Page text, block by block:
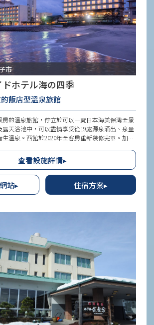
市
ホテル海の四季
飯店型溫泉旅館
的溫泉旅館，佇立於可以一覽日本海美保灣全景
露天浴池中，可以盡情享受從19處源泉涌出、泉量
溫泉。西館於2020年全客房重新裝修完畢。加上
理方面則準備了集結山陰地區當季美味的宴席料
不含餐純住宿的方案。另外，由於旅館面對著皆
以夏天時能同時享受到海水浴和溫泉。來此感受看
那悅耳的波濤聲所環繞，度過療癒身心的片刻時光
查看設施詳情▸
站▸ 住宿方案▸